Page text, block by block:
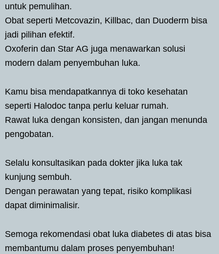
untuk pemulihan.
Obat seperti Metcovazin, Killbac, dan Duoderm bisa
jadi pilihan efektif.
Oxoferin dan Star AG juga menawarkan solusi
modern dalam penyembuhan luka.
Kamu bisa mendapatkannya di toko kesehatan
seperti Halodoc tanpa perlu keluar rumah.
Rawat luka dengan konsisten, dan jangan menunda
pengobatan.
Selalu konsultasikan pada dokter jika luka tak
kunjung sembuh.
Dengan perawatan yang tepat, risiko komplikasi
dapat diminimalisir.
Semoga rekomendasi obat luka diabetes di atas bisa
membantumu dalam proses penyembuhan!